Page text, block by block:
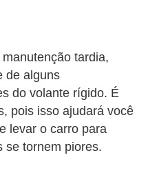
tardia,
de alguns
do volante rígido. É
pois isso ajudará você
levar o carro para
se tornem piores.